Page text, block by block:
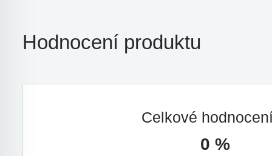
Hodnocení produktu
Celkové
0 %